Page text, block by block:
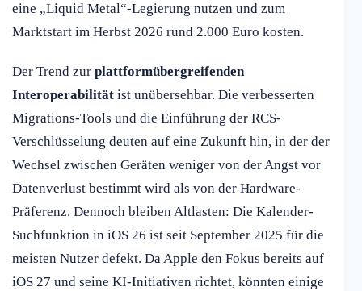
eine „Liquid Metal“-Legierung nutzen und zum
Marktstart im Herbst 2026 rund 2.000 Euro kosten.
Der Trend zur plattformübergreifenden
Interoperabilität ist unübersehbar. Die verbesserten
Migrations-Tools und die Einführung der RCS-
Verschlüsselung deuten auf eine Zukunft hin, in der der
Wechsel zwischen Geräten weniger von der Angst vor
Datenverlust bestimmt wird als von der Hardware-
Präferenz. Dennoch bleiben Altlasten: Die Kalender-
Suchfunktion in iOS 26 ist seit September 2025 für die
meisten Nutzer defekt. Da Apple den Fokus bereits auf
iOS 27 und seine KI-Initiativen richtet, könnten einige